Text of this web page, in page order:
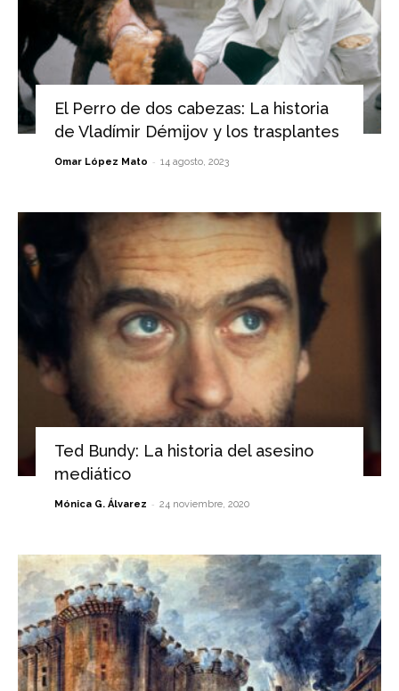
El Perro de dos cabezas: La historia
de Vladímir Démijov y los trasplantes
Omar López Mato - 14 agosto, 2023
Ted Bundy: La historia del asesino
mediático
Mónica G. Álvarez - 24 noviembre, 2020